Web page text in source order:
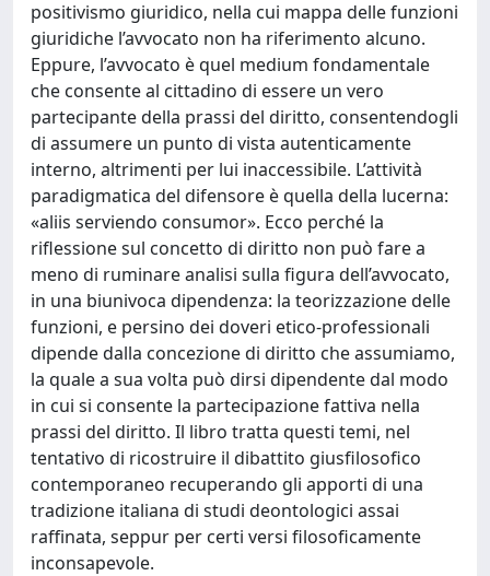
positivismo giuridico, nella cui mappa delle funzioni
giuridiche l’avvocato non ha riferimento alcuno.
Eppure, l’avvocato è quel medium fondamentale
che consente al cittadino di essere un vero
partecipante della prassi del diritto, consentendogli
di assumere un punto di vista autenticamente
interno, altrimenti per lui inaccessibile. L’attività
paradigmatica del difensore è quella della lucerna:
«aliis serviendo consumor». Ecco perché la
riflessione sul concetto di diritto non può fare a
meno di ruminare analisi sulla figura dell’avvocato,
in una biunivoca dipendenza: la teorizzazione delle
funzioni, e persino dei doveri etico-professionali
dipende dalla concezione di diritto che assumiamo,
la quale a sua volta può dirsi dipendente dal modo
in cui si consente la partecipazione fattiva nella
prassi del diritto. Il libro tratta questi temi, nel
tentativo di ricostruire il dibattito giusfilosofico
contemporaneo recuperando gli apporti di una
tradizione italiana di studi deontologici assai
raffinata, seppur per certi versi filosoficamente
inconsapevole.